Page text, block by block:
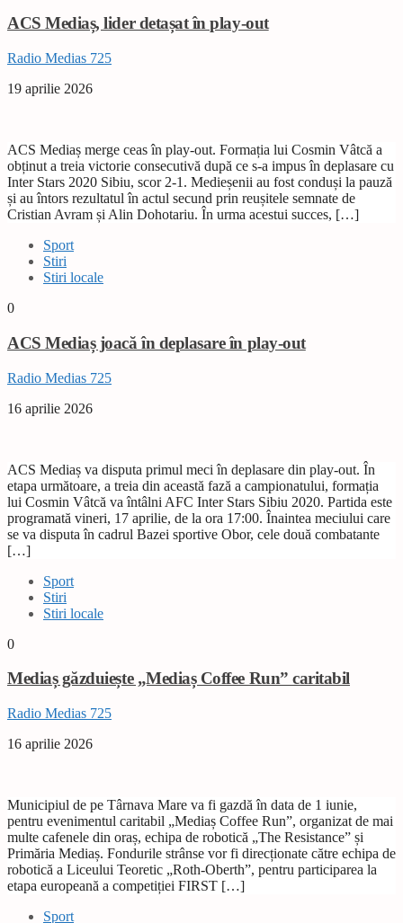
ACS Mediaș, lider detașat în play-out
Radio Medias 725
19 aprilie 2026
ACS Mediaș merge ceas în play-out. Formația lui Cosmin Vâtcă a
obținut a treia victorie consecutivă după ce s-a impus în deplasare cu
Inter Stars 2020 Sibiu, scor 2-1. Medieșenii au fost conduși la pauză
și au întors rezultatul în actul secund prin reușitele semnate de
Cristian Avram și Alin Dohotariu. În urma acestui succes, […]
Sport
Stiri
Stiri locale
0
ACS Mediaș joacă în deplasare în play-out
Radio Medias 725
16 aprilie 2026
ACS Mediaș va disputa primul meci în deplasare din play-out. În
etapa următoare, a treia din această fază a campionatului, formația
lui Cosmin Vâtcă va întâlni AFC Inter Stars Sibiu 2020. Partida este
programată vineri, 17 aprilie, de la ora 17:00. Înaintea meciului care
se va disputa în cadrul Bazei sportive Obor, cele două combatante
[…]
Sport
Stiri
Stiri locale
0
Mediaș găzduiește „Mediaș Coffee Run” caritabil
Radio Medias 725
16 aprilie 2026
Municipiul de pe Târnava Mare va fi gazdă în data de 1 iunie,
pentru evenimentul caritabil „Mediaș Coffee Run”, organizat de mai
multe cafenele din oraș, echipa de robotică „The Resistance” și
Primăria Mediaș. Fondurile strânse vor fi direcționate către echipa de
robotică a Liceului Teoretic „Roth-Oberth”, pentru participarea la
etapa europeană a competiției FIRST […]
Sport